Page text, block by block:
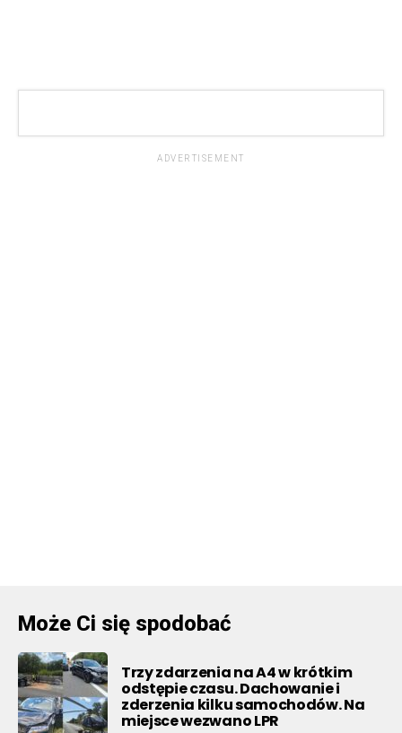
ADVERTISEMENT
Może Ci się spodobać
Trzy zdarzenia na A4 w krótkim
odstępie czasu. Dachowanie i
zderzenia kilku samochodów. Na
miejsce wezwano LPR